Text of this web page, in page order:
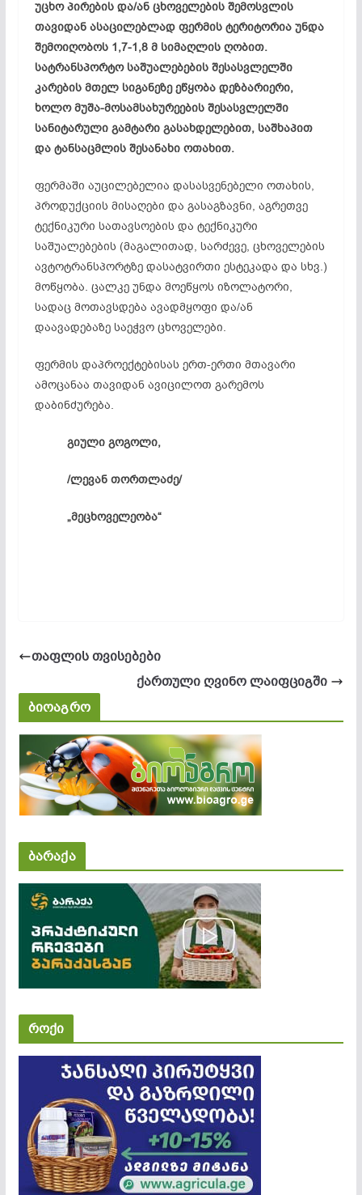
უცხო პირების და/ან ცხოველების შემოსვლის
თავიდან ასაცილებლად ფერმის ტერიტორია უნდა
შემოიღობოს 1,7-1,8 მ სიმაღლის ღობით.
სატრანსპორტო საშუალებების შესასვლელში
კარების მთელ სიგანეზე ეწყობა დეზბარიერი,
ხოლო მუშა-მოსამსახურეების შესასვლელში
სანიტარული გამტარი გასახდელებით, საშხაპით
და ტანსაცმლის შესანახი ოთახით.
ფერმაში აუცილებელია დასასვენებელი ოთახის,
პროდუქციის მისაღები და გასაგზავნი, აგრეთვე
ტექნიკური სათავსოების და ტექნიკური
საშუალებების (მაგალითად, სარძევე, ცხოველების
ავტოტრანსპორტზე დასატვირთი ესტეკადა და სხვ.)
მოწყობა. ცალკე უნდა მოეწყოს იზოლატორი,
სადაც მოთავსდება ავადმყოფი და/ან
დაავადებაზე საეჭვო ცხოველები.
ფერმის დაპროექტებისას ერთ-ერთი მთავარი
ამოცანაა თავიდან ავიცილოთ გარემოს
დაბინძურება.
გიული გოგოლი,
/ლევან თორთლაძე/
„მეცხოველეობა“
თაფლის თვისებები
ქართული ღვინო ლაიფციგში
ბიოაგრო
ბარაქა
როქი